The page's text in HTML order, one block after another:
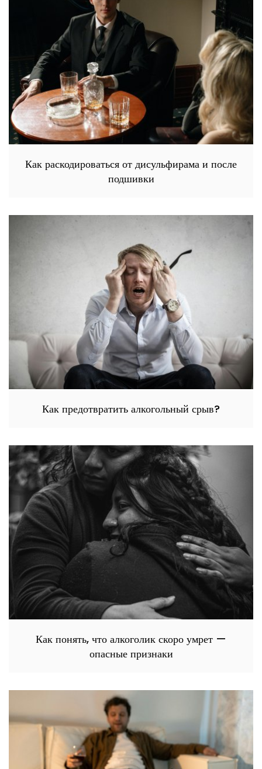
Как раскодироваться от дисульфирама и после
подшивки
Как предотвратить алкогольный срыв?
Как понять, что алкоголик скоро умрет —
опасные признаки